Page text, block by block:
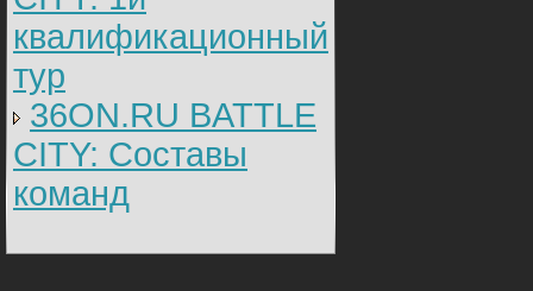
квалификационный
тур
36ON.RU BATTLE
CITY: Составы
команд